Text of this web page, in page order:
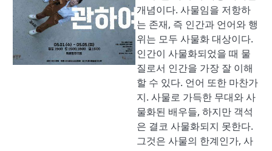
개념이다. 사물임을 저항하
는 존재, 즉 인간과 언어와 행
위는 모두 사물화 대상이다.
인간이 사물화되었을 때 물
질로서 인간을 가장 잘 이해
할 수 있다. 언어 또한 마찬가
지. 사물로 가득한 무대와 사
물화된 배우들, 하지만 객석
은 결코 사물화되지 못한다.
그것은 사물의 한계인가, 사